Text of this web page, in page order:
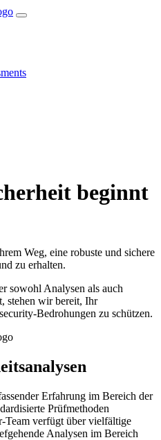
beginnt
Weg, eine robuste und sichere
zu erhalten.
sowohl Analysen als auch
stehen wir bereit, Ihr
Bedrohungen zu schützen.
Erfahrung im Bereich der
Prüfmethoden
Team verfügt über vielfältige
Analysen im Bereich